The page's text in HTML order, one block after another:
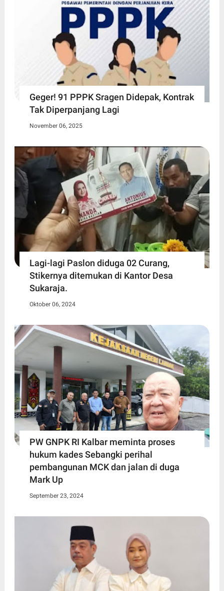
Geger! 91 PPPK Sragen Didepak, Kontrak
Tak Diperpanjang Lagi
November 06, 2025
Lagi-lagi Paslon diduga 02 Curang,
Stikernya ditemukan di Kantor Desa
Sukaraja.
Oktober 06, 2024
PW GNPK RI Kalbar meminta proses
hukum kades Sebangki perihal
pembangunan MCK dan jalan di duga
Mark Up
September 23, 2024